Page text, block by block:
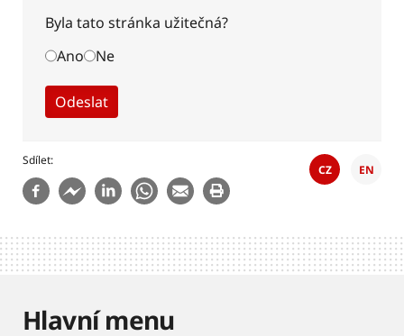
Byla tato stránka užitečná?
Ano
Ne
Sdílet
CZ EN
Hlavní menu